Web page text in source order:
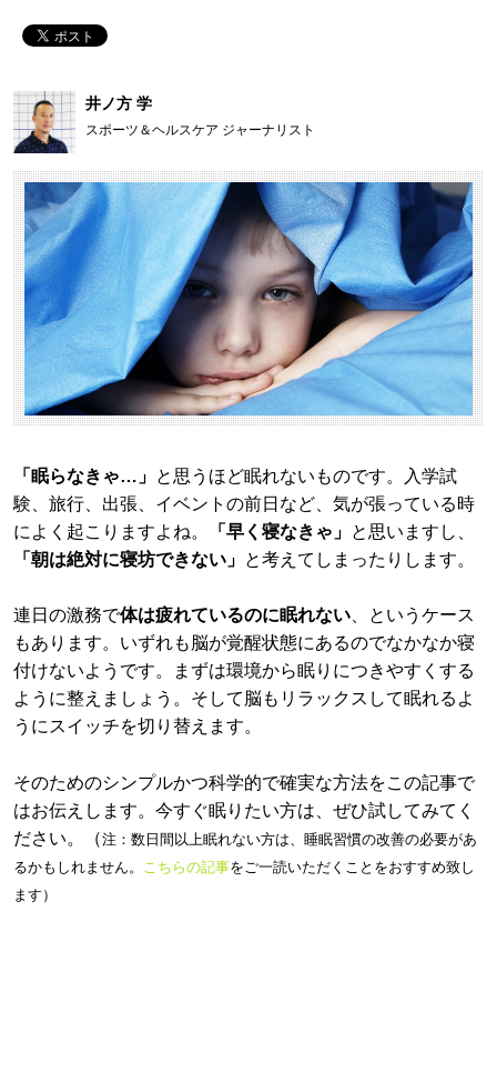
井ノ方 学
スポーツ＆ヘルスケア ジャーナリスト
「眠らなきゃ…」 と思うほど眠れないものです。入学試
験、旅行、出張、イベントの前日など、気が張っている時
によく起こりますよね。
「早く寝なきゃ」 と思いますし、
「朝は絶対に寝坊できない」 と考えてしまったりします。
連日の激務で体は疲れているのに眠れない 、というケース
もあります。いずれも脳が覚醒状態にあるのでなかなか寝
付けないようです。まずは環境から眠りにつきやすくする
ように整えましょう。そして脳もリラックスして眠れるよ
うにスイッチを切り替えます。
そのためのシンプルかつ科学的で確実な方法をこの記事で
はお伝えします。今すぐ眠りたい方は、ぜひ試してみてく
ださい。（注：数日間以上眠れない方は、睡眠習慣の改善の必要があ
るかもしれません。
こちらの記事をご一読いただくことをおすすめ致し
ます）